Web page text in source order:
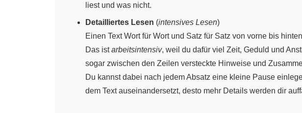
liest und was nicht.
Detailliertes Lesen (intensives Lesen)
Einen Text Wort für Wort und Satz für Satz von vorne bis
Das istarbeitsintensiv, weil du dafür viel Zeit, Geduld und
sogar zwischen den Zeilen versteckte Hinweise und
Du kannst dabei nach jedem Absatz eine kleine Pause
dem Text auseinandersetzt, desto mehr Details werden dir